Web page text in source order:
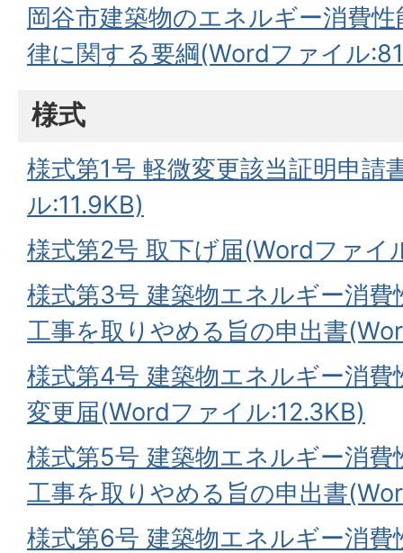
岡谷市建築物のエネルギー消費
律に関する要綱(Wordファイル
様式
様式第1号 軽微変更該当証明申請
ル:11.9KB)
様式第2号 取下げ届(Wordファイ
様式第3号 建築物エネルギー消
工事を取りやめる旨の申出書
様式第4号 建築物エネルギー消
変更届(Wordファイル:12.3KB)
様式第5号 建築物エネルギー消
工事を取りやめる旨の申出書
様式第6号 建築物エネルギー消